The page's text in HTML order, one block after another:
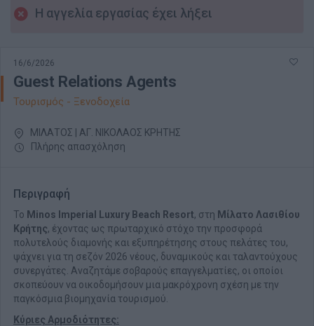
Η αγγελία εργασίας έχει λήξει
16/6/2026
Guest Relations Agents
Τουρισμός - Ξενοδοχεία
ΜΙΛΑΤΟΣ | ΑΓ. ΝΙΚΟΛΑΟΣ ΚΡΗΤΗΣ
Πλήρης απασχόληση
Περιγραφή
Το Minos Imperial Luxury Beach Resort, στη Μίλατο Λασιθίου
Κρήτης, έχοντας ως πρωταρχικό στόχο την προσφορά
πολυτελούς διαμονής και εξυπηρέτησης στους πελάτες του,
ψάχνει για τη σεζόν 2026 νέους, δυναμικούς και ταλαντούχους
συνεργάτες. Αναζητάμε σοβαρούς επαγγελματίες, οι οποίοι
σκοπεύουν να οικοδομήσουν μια μακρόχρονη σχέση με την
παγκόσμια βιομηχανία τουρισμού.
Kύριες Αρμοδιότητες: